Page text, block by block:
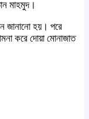
মাহমুদ।
জানানো হয়। পরে
করে দোয়া মোনাজাত